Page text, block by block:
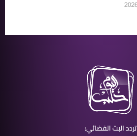
تردد البث الفضائي: